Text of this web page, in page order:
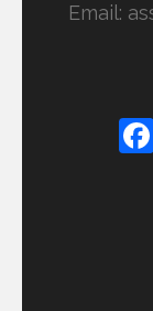
Email: